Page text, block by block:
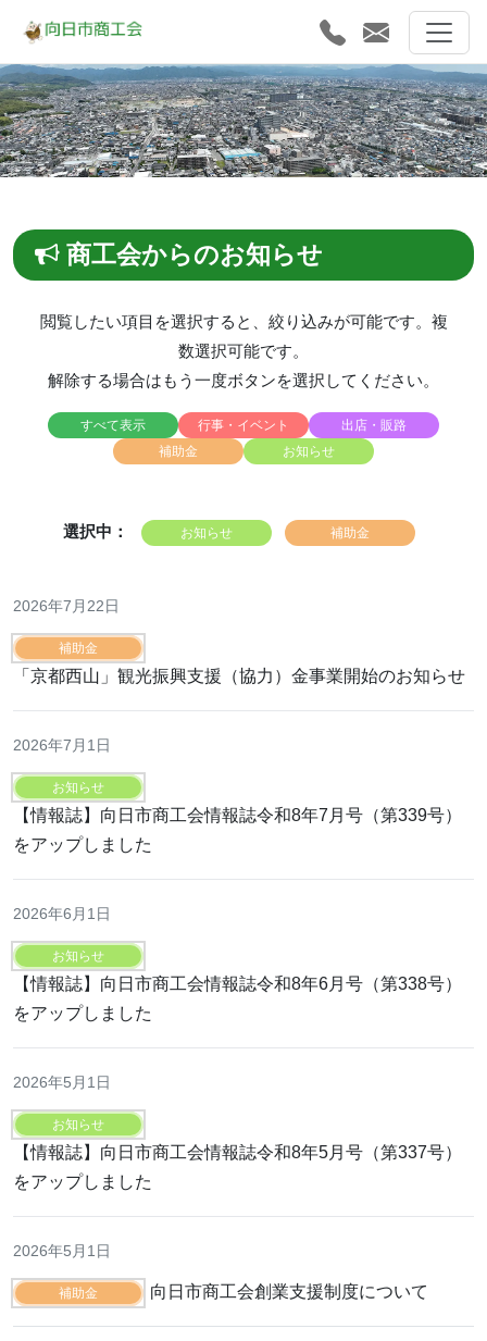
商工会からのお知らせ
閲覧したい項目を選択すると、絞り込みが可能です。複
数選択可能です。
解除する場合はもう一度ボタンを選択してください。
すべて表示 行事・イベント
出店・販路
補助金
お知らせ
選択中： お知らせ 補助金
2026年7月22日
補助金
「京都西山」観光振興支援（協力）金事業開始のお知らせ
2026年7月1日
お知らせ
【情報誌】向日市商工会情報誌令和8年7月号（第339号）
をアップしました
2026年6月1日
お知らせ
【情報誌】向日市商工会情報誌令和8年6月号（第338号）
をアップしました
2026年5月1日
お知らせ
【情報誌】向日市商工会情報誌令和8年5月号（第337号）
をアップしました
2026年5月1日
補助金 向日市商工会創業支援制度について